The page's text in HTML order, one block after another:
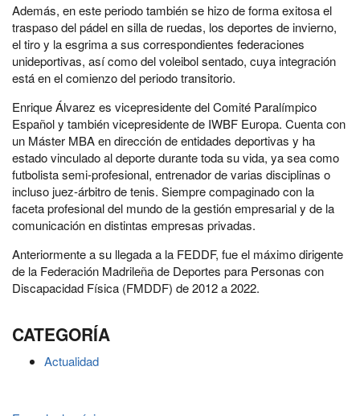
Además, en este periodo también se hizo de forma exitosa el
traspaso del pádel en silla de ruedas, los deportes de invierno,
el tiro y la esgrima a sus correspondientes federaciones
unideportivas, así como del voleibol sentado, cuya integración
está en el comienzo del periodo transitorio.
Enrique Álvarez es vicepresidente del Comité Paralímpico
Español y también vicepresidente de IWBF Europa. Cuenta con
un Máster MBA en dirección de entidades deportivas y ha
estado vinculado al deporte durante toda su vida, ya sea como
futbolista semi-profesional, entrenador de varias disciplinas o
incluso juez-árbitro de tenis. Siempre compaginado con la
faceta profesional del mundo de la gestión empresarial y de la
comunicación en distintas empresas privadas.
Anteriormente a su llegada a la FEDDF, fue el máximo dirigente
de la Federación Madrileña de Deportes para Personas con
Discapacidad Física (FMDDF) de 2012 a 2022.
CATEGORÍA
Actualidad